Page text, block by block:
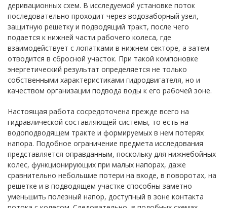
деривационных схем. В исследуемой установке поток
последовательно проходит через водозаборный узел,
защитную решетку и подводящий тракт, после чего
подается к нижней части рабочего колеса, где
взаимодействует с лопатками в нижнем секторе, а затем
отводится в сбросной участок. При такой компоновке
энергетический результат определяется не только
собственными характеристиками гидродвигателя, но и
качеством организации подвода воды к его рабочей зоне.
Настоящая работа сосредоточена прежде всего на
гидравлической составляющей системы, то есть на
водоподводящем тракте и формируемых в нем потерях
напора. Подобное ограничение предмета исследования
представляется оправданным, поскольку для нижнебойных
колес, функционирующих при малых напорах, даже
сравнительно небольшие потери на входе, в поворотах, на
решетке и в подводящем участке способны заметно
уменьшить полезный напор, доступный в зоне контакта